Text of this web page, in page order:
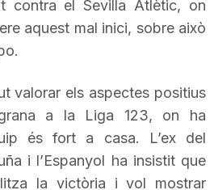
contra el Sevilla Atlètic, on
aquest mal inici, sobre això
.
valorar els aspectes positius
a la Liga 123, on ha
és fort a casa. L’ex del
i l’Espanyol ha insistit que
la victòria i vol mostrar